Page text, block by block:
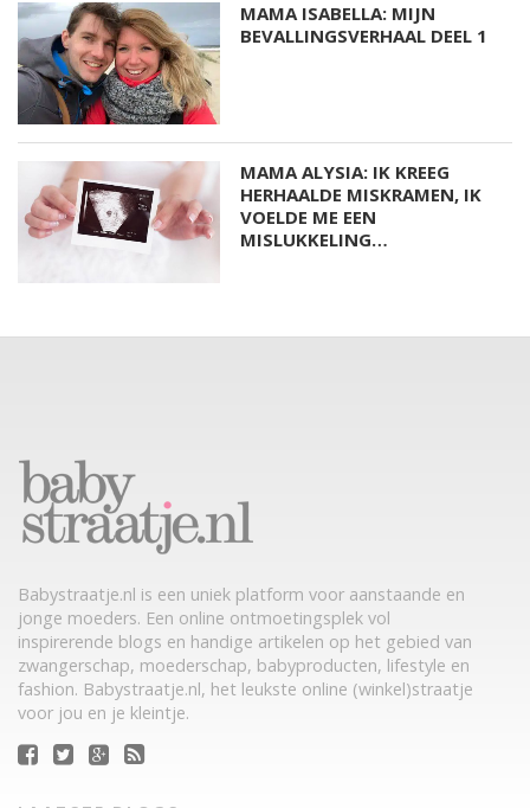
MAMA ISABELLA: MIJN
BEVALLINGSVERHAAL DEEL 1
MAMA ALYSIA: IK KREEG
HERHAALDE MISKRAMEN, IK
VOELDE ME EEN
MISLUKKELING…
Babystraatje.nl is een uniek platform voor aanstaande en
jonge moeders. Een online ontmoetingsplek vol
inspirerende blogs en handige artikelen op het gebied van
zwangerschap, moederschap, babyproducten, lifestyle en
fashion. Babystraatje.nl, het leukste online (winkel)straatje
voor jou en je kleintje.